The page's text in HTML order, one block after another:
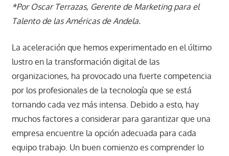
*Por Oscar Terrazas, Gerente de Marketing para el
Talento de las Américas de Andela.
La aceleración que hemos experimentado en el último
lustro en la transformación digital de las
organizaciones, ha provocado una fuerte competencia
por los profesionales de la tecnología que se está
tornando cada vez más intensa. Debido a esto, hay
muchos factores a considerar para garantizar que una
empresa encuentre la opción adecuada para cada
equipo trabajo. Un buen comienzo es comprender lo